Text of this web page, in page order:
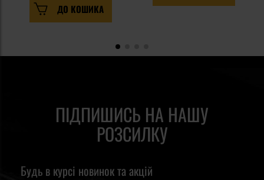
ДО КОШИКА
ПІДПИШИСЬ НА НАШУ
РОЗСИЛКУ
Будь в курсі новинок та акцій